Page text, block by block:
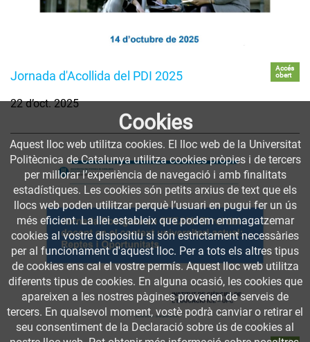
Jornada d'Acollida del PDI 2025
Accés
obert
22 d’oct. 2025
Cookies
Aquest lloc web utilitza cookies. El lloc web de la Universitat
Politècnica de Catalunya utilitza cookies pròpies i de tercers
per millorar l’experiència de navegació i amb finalitats
estadístiques. Les cookies són petits arxius de text que els
llocs web poden utilitzar perquè l’usuari en pugui fer un ús
més eficient. La llei estableix que podem emmagatzemar
cookies al vostre dispositiu si són estrictament necessàries
per al funcionament d'aquest lloc. Per a tots els altres tipus
de cookies ens cal el vostre permís. Aquest lloc web utilitza
diferents tipus de cookies. En alguna ocasió, les cookies que
apareixen a les nostres pàgines provenen de serveis de
tercers. En qualsevol moment, vostè podrà canviar o retirar el
seu consentiment de la Declaració sobre ús de cookies al